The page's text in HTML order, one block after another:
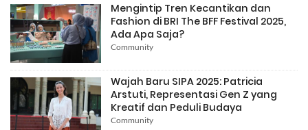
Mengintip Tren Kecantikan dan
Fashion di BRI The BFF Festival 2025,
Ada Apa Saja?
Community
Wajah Baru SIPA 2025: Patricia
Arstuti, Representasi Gen Z yang
Kreatif dan Peduli Budaya
Community